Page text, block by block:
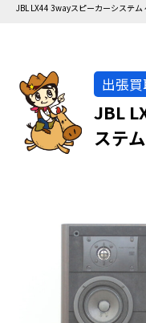
JBL LX44 3wayスピーカーシステム
出張買
JBL
ステ